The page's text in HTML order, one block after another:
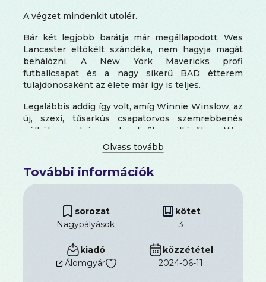
A végzet mindenkit utolér.
Bár két legjobb barátja már megállapodott, Wes
Lancaster eltökélt szándéka, nem hagyja magát
behálózni. A New York Mavericks profi
futballcsapat és a nagy sikerű BAD étterem
tulajdonosaként az élete már így is teljes.
Legalábbis addig így volt, amíg Winnie Winslow, az
új, szexi, tűsarkús csapatorvos szemrebbenés
nélkül szapulni nem kezdi őt az öltözőben. Wes
pedig ezután már nem tudja megállni, hogy ne
Winnie egy ötgyermekes család egyetlen
lánygyermekeként éppoly szókimondó, mint
a helyét – és ez még nem minden…
Mr. Lancaster mindig is versengő típus volt, és a
meccs elkezdődött. A díj nem más, mint a
nagybetűs szerelem. Biztos, hogy nem veszíthet.
Vagy mégis?
További információk
sorozat
Nagypályások
kötet
3
kiadó
Álomgyár
közzététel
2024-06-11